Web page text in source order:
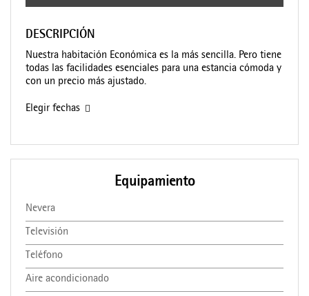
DESCRIPCIÓN
Nuestra habitación Económica es la más sencilla. Pero tiene
todas las facilidades esenciales para una estancia cómoda y
con un precio más ajustado.
Elegir fechas
Equipamiento
Nevera
Televisión
Teléfono
Aire acondicionado